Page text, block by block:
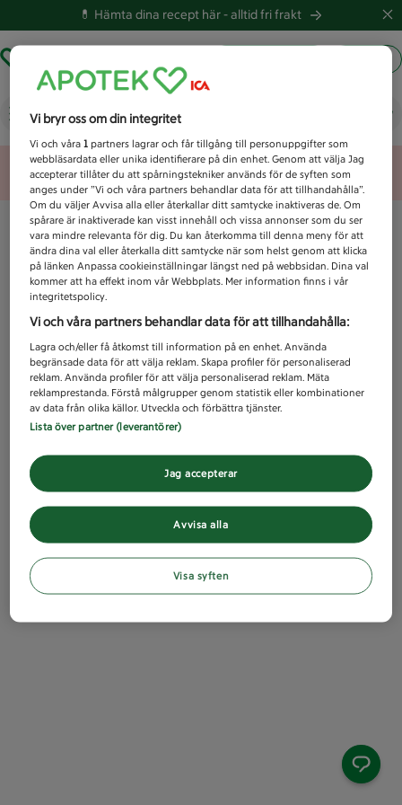
💊 Hämta dina recept här -alltid fri frakt
Vad letar du efter idag?
Unknown error
Vi bryr oss om din integritet
Vi och våra1 partners lagrar och får tillgång till personuppgifter som
webbläsardata eller unika identifierare på din enhet. Genom att välja Jag
accepterar tillåter du att spårningstekniker används för de syften som
anges under ”Vi och våra partners behandlar data för att tillhandahålla”.
Om du väljer Avvisa alla eller återkallar ditt samtycke inaktiveras de. Om
spårare är inaktiverade kan visst innehåll och vissa annonser som du ser
vara mindre relevanta för dig. Du kan återkomma till denna meny för att
ändra dina val eller återkalla ditt samtycke när som helst genom att klicka
på länken Anpassa cookieinställningar längst ned på webbsidan. Dina val
kommer att ha effekt inom vår Webbplats. Mer information finns i vår
integritetspolicy.
Vi och våra partners behandlar data för att tillhandahålla:
Lagra och/eller få åtkomst till information på en enhet. Använda
begränsade data för att välja reklam. Skapa profiler för personaliserad
reklam. Använda profiler för att välja personaliserad reklam. Mäta
reklamprestanda. Förstå målgrupper genom statistik eller kombinationer
av data från olika källor. Utveckla och förbättra tjänster.
Lista över partner (leverantörer)
Avvisa alla
Jag accepterar
Visa syften